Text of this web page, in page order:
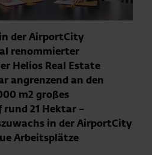
der AirportCity
renommierter
Helios Real Estate
angrenzend an den
m2 großes
21 Hektar –
in der AirportCity
Arbeitsplätze